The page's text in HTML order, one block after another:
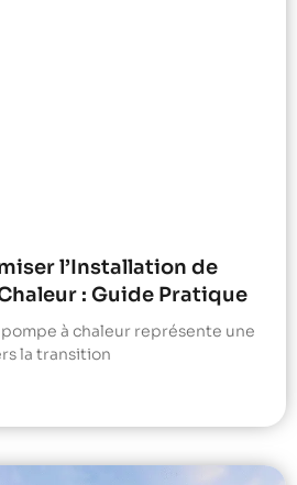
l’Installation de
: Guide Pratique
pompe à chaleur représente une
la transition